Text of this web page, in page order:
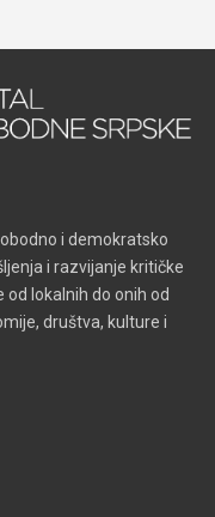
i demokratsko
i razvijanje kritičke
lokalnih do onih od
društva, kulture i